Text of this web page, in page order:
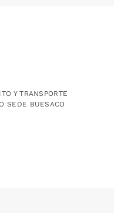
Y TRANSPORTE
SEDE BUESACO